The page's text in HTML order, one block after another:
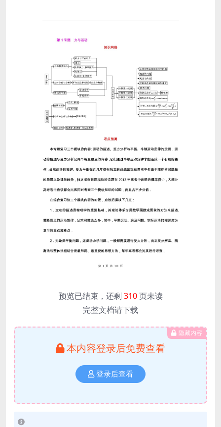
预览已结束，还剩 310页未读
完整文档请下载
隐藏内容
本内容登录后免费查看
登录后查看